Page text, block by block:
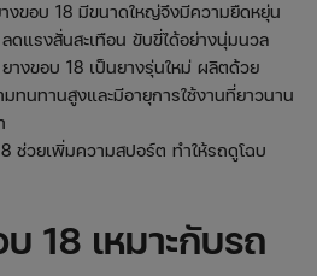
งขอบ 18 มีขนาดใหญ่จึงมีความยืดหยุ่น
ดแรงสั่นสะเทือน ขับขี่ได้อย่างนุ่มนวล
ยางขอบ 18 เป็นยางรุ่นใหม่ ผลิตด้วย
มทนทานสูงและมีอายุการใช้งานที่ยาวนาน
ช่วยเพิ่มความสปอร์ต ทำให้รถดูโฉบ
18 เหมาะกับรถ